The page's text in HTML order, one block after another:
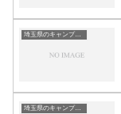
埼玉県のキャンプ場一覧
埼玉県のキャンプ場一覧